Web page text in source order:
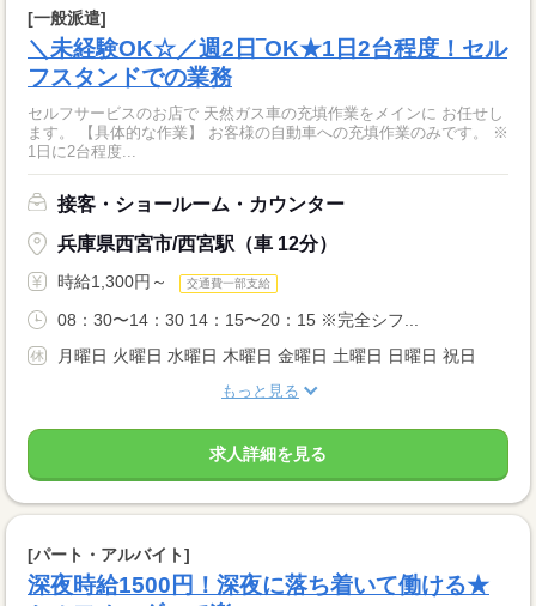
[一般派遣]
＼未経験OK☆／週2日‾OK★1日2台程度！セル
フスタンドでの業務
セルフサービスのお店で 天然ガス車の充填作業をメインに お任せし
ます。 【具体的な作業】 お客様の自動車への充填作業のみです。 ※
1日に2台程度...
接客・ショールーム・カウンター
兵庫県西宮市/西宮駅（車 12分）
時給1,300円～ 交通費一部支給
08：30〜14：30 14：15〜20：15 ※完全シフ...
月曜日 火曜日 水曜日 木曜日 金曜日 土曜日 日曜日 祝日
もっと見る
求人詳細を見る
[パート・アルバイト]
深夜時給1500円！深夜に落ち着いて働ける★